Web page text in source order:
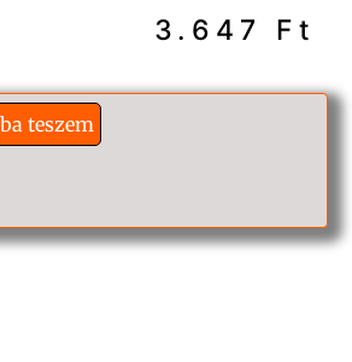
3.647 Ft
teszem